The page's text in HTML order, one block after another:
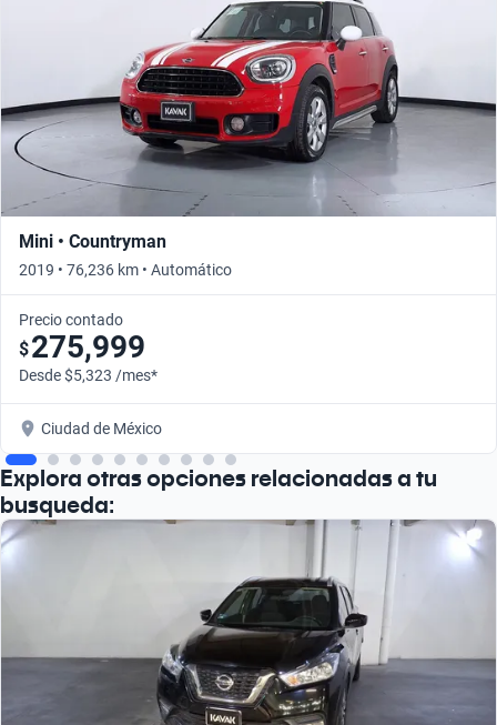
Mini • Countryman
2019 • 76,236 km • Automático
Precio contado
$275,999
Desde $5,323 /mes*
Ciudad de México
Explora otras opciones relacionadas a tu
busqueda: